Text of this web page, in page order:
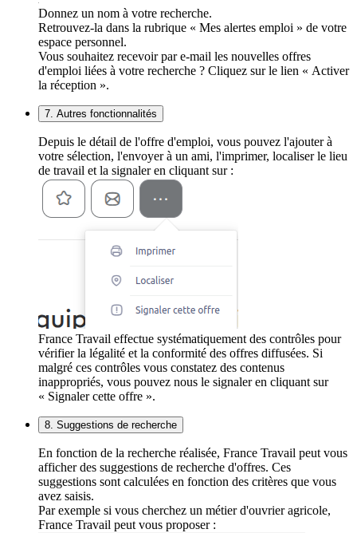
Donnez un nom à votre recherche.
Retrouvez-la dans la rubrique « Mes alertes emploi » de votre
espace personnel.
Vous souhaitez recevoir par e-mail les nouvelles offres
d'emploi liées à votre recherche ? Cliquez sur le lien « Activer
la réception ».
7. Autres fonctionnalités
Depuis le détail de l'offre d'emploi, vous pouvez l'ajouter à
votre sélection, l'envoyer à un ami, l'imprimer, localiser le lieu
de travail et la signaler en cliquant sur :
France Travail effectue systématiquement des contrôles pour
vérifier la légalité et la conformité des offres diffusées. Si
malgré ces contrôles vous constatez des contenus
inappropriés, vous pouvez nous le signaler en cliquant sur
« Signaler cette offre ».
8. Suggestions de recherche
En fonction de la recherche réalisée, France Travail peut vous
afficher des suggestions de recherche d'offres. Ces
suggestions sont calculées en fonction des critères que vous
avez saisis.
Par exemple si vous cherchez un métier d'ouvrier agricole,
France Travail peut vous proposer :